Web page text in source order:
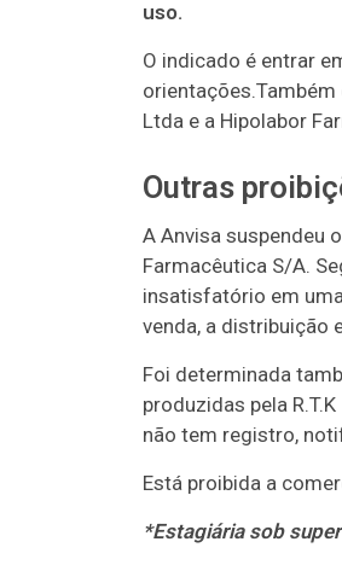
uso.
O indicado é entrar
Ltda e a Hipolabor
Outras
A Anvisa suspendeu
Farmacêutica S/A.
insatisfatório em
venda, a distribuição
Foi determinada
produzidas pela
não tem registro,
Está proibida a
*Estagiária sob